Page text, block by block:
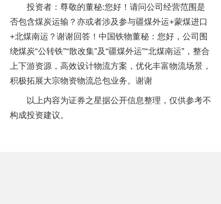
投资者：尊敬的董秘:您好！请问公司经营范围是
否包含煤炭运输？亦或者涉及参与疆煤外运+蒙煤进口
+北煤南运？谢谢回答！中国铁物董秘：您好，公司围
绕煤炭“公转铁”“散改集”及“疆煤外运”“北煤南运”，整合
上下游资源，高效设计物流方案，优化丰富物流场景，
积极拓展大宗物资物流总包业务。谢谢
以上内容为证券之星据公开信息整理，仅供参考不
构成投资建议。